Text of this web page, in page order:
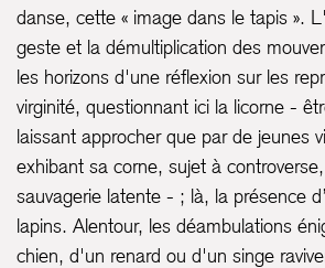
danse, cette « image dans le tapis ».
geste et la démultiplication des
les horizons d'une réflexion sur les
virginité, questionnant ici la licorne -
laissant approcher que par de jeunes
exhibant sa corne, sujet à
sauvagerie latente - ; là, la présence
lapins. Alentour, les déambulations
chien, d'un renard ou d'un singe